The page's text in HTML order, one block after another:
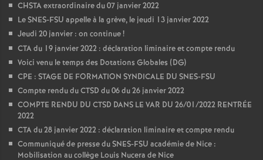
CHSTA extraordinaire du 07 janvier 2022
Le SNES-FSU appelle à la grève, le jeudi 13 janvier 2022
Jeudi 20 janvier : on continue!
CTA du 19 janvier 2022 : déclaration liminaire et compte rendu
Voici venu le temps des Dotations Globales (DG)
CPE : STAGE DE FORMATION SYNDICALE DU SNES-FSU
Compte rendu du CTSD du 06 du 26 janvier 2022
COMPTE RENDU DU CTSD DANS LE VAR DU 26/01/2022 RENTRÉE
2022
CTA du 28 janvier 2022 : déclaration liminaire et compte rendu
Communiqué de presse du SNES-FSU académie de Nice :
Mobilisation au collège Louis Nucera de Nice